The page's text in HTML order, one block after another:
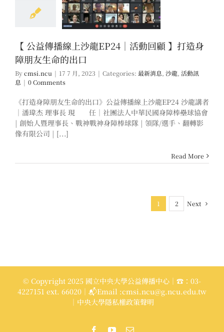
命的出口
【 公益傳播線上沙龍EP24｜活動回顧 】打造身
障朋友生命的出口
Bycmsi.ncu | 17 7 月, 2023 | Categories: 最新消息, 沙龍, 活動訊
息 | 0 Comments
《打造身障朋友生命的出口》公益傳播線上沙龍EP24 沙龍講者
｜潘瑋杰 理事長 現 任｜社團法人中華民國身障棒壘球協會
| 創始人暨理事長、戰神戰神身障棒球隊 | 領隊/選手、翻轉影
像有限公司 | [...]
Read More
1 2 Next
© Copyright 2025 國立中央大學公益傳播中心｜☎：03-
4227151 ext. 66020｜📬Email :cmsi.ncu@g.ncu.edu.tw
｜中央大學隱私權政策聲明
FacebookYouTubeEmail